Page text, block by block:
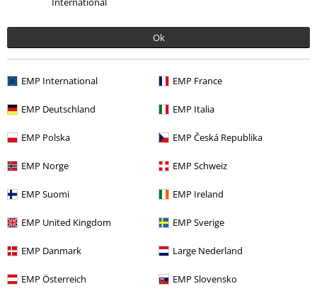
Ok
EMP International EMP France
EMP Deutschland EMP Italia
EMP Polska EMP Česká Republika
EMP Norge EMP Schweiz
EMP Suomi EMP Ireland
EMP United Kingdom EMP Sverige
EMP Danmark Large Nederland
EMP Österreich EMP Slovensko
Naposledy navštívené